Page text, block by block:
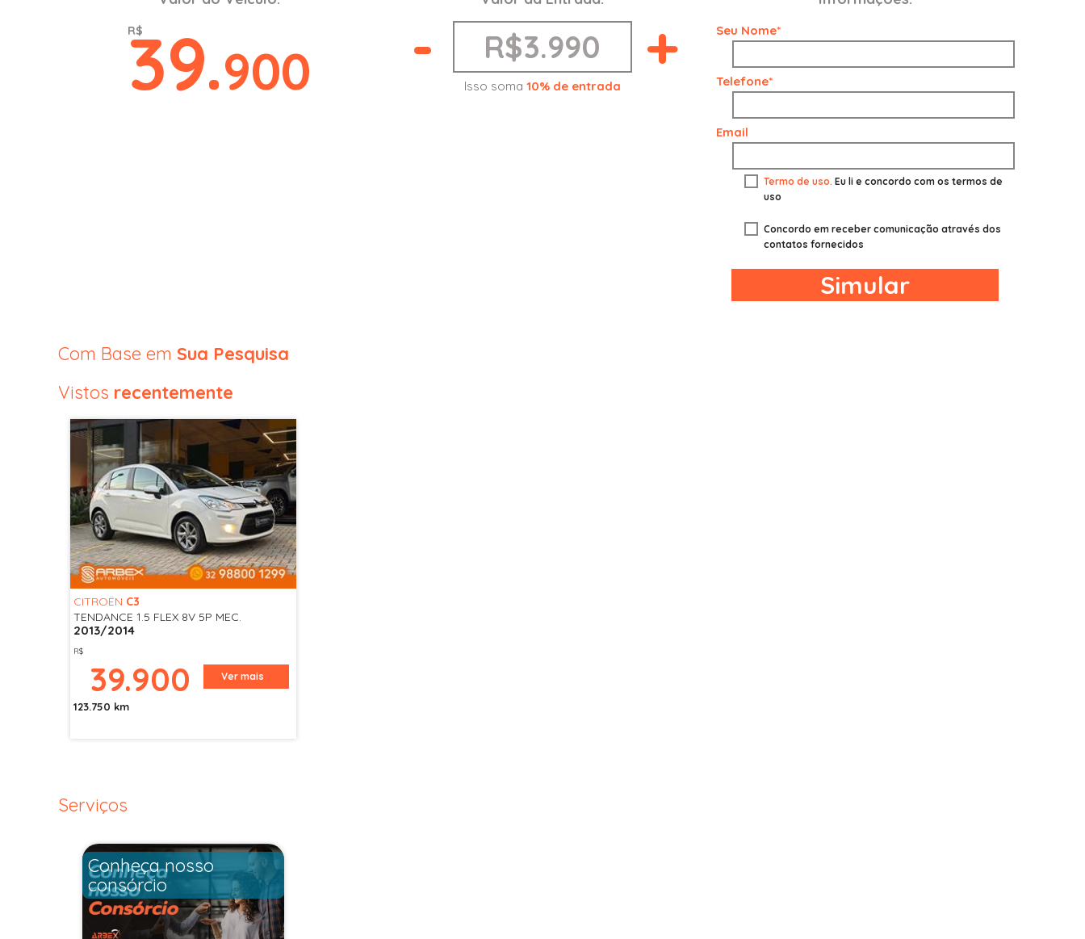
R$
39.900 - +
Isso soma 10% de entrada
Seu Nome*
Telefone*
Email
Termo de uso. Eu li e concordo com os termos de
uso
Concordo em receber comunicação através dos
contatos fornecidos
Simular
Com Base em Sua Pesquisa
Vistos recentemente
CITROËN C3
TENDANCE 1.5 FLEX 8V 5P MEC.
2013/2014
R$
39.900 Ver mais
123.750 km
Serviços
Conheça nosso
consórcio